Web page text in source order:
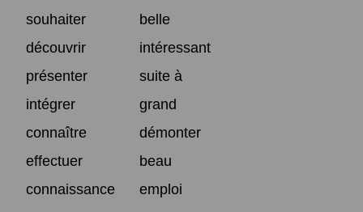
souhaiter
belle
découvrir
intéressant
présenter
suite à
intégrer
grand
connaître
démonter
effectuer
beau
connaissance
emploi